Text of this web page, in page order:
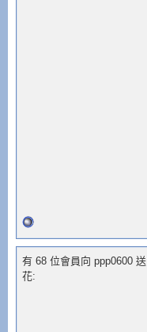
有 68 位會員向 ppp0600 送
花: